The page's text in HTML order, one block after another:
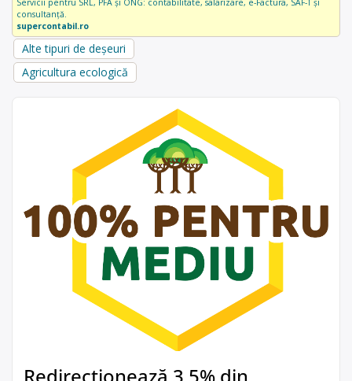
Servicii pentru SRL, PFA și ONG: contabilitate, salarizare, e-Factura, SAF-T și
consultanță.
supercontabil.ro
Alte tipuri de deșeuri
Agricultura ecologică